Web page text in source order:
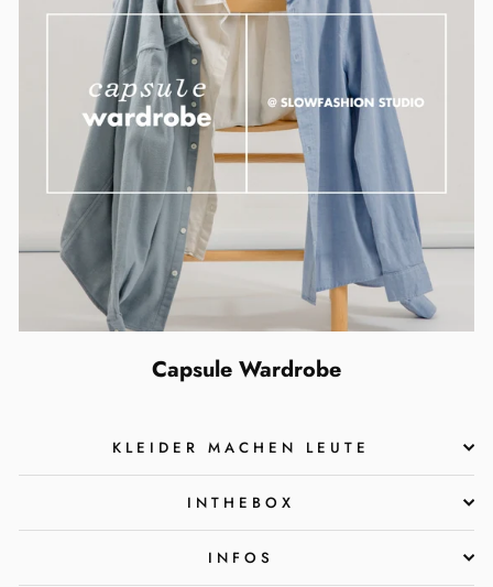
Capsule Wardrobe
KLEIDER MACHEN LEUTE
INTHEBOX
INFOS